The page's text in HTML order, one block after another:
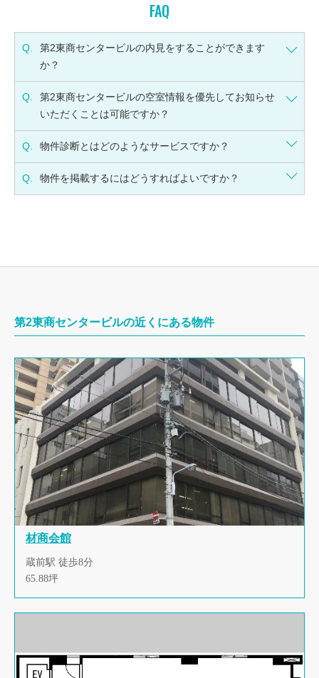
FAQ
Q.
第2東商センタービルの内見をすることができます
か？
Q.
第2東商センタービルの空室情報を優先してお知らせ
いただくことは可能ですか？
Q. 物件診断とはどのようなサービスですか？
Q. 物件を掲載するにはどうすればよいですか？
第2東商センタービルの近くにある物件
材商会館
蔵前駅 徒歩8分
65.88坪